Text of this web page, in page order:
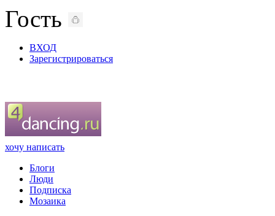
Гость
ВХОД
Зарегистрироваться
хочу написать
Блоги
Люди
Подписка
Мозаика